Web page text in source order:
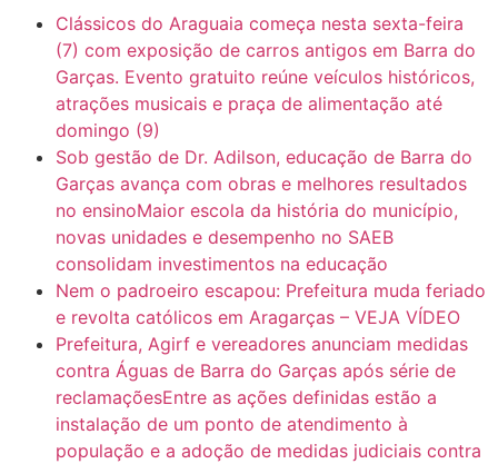
Mini Ginásio de Aragarças- Só a bo$ta 6:31
ARAGARÇAS: Uma das obras que não tem prioridade 7:10
Clássicos do Araguaia começa nesta sexta-feira
(7) com exposição de carros antigos em Barra do
Garças. Evento gratuito reúne veículos históricos,
atrações musicais e praça de alimentação até
domingo (9)
Sob gestão de Dr. Adilson, educação de Barra do
Garças avança com obras e melhores resultados
no ensinoMaior escola da história do município,
novas unidades e desempenho no SAEB
consolidam investimentos na educação
Nem o padroeiro escapou: Prefeitura muda feriado
e revolta católicos em Aragarças – VEJA VÍDEO
Prefeitura, Agirf e vereadores anunciam medidas
contra Águas de Barra do Garças após série de
reclamaçõesEntre as ações definidas estão a
instalação de um ponto de atendimento à
população e a adoção de medidas judiciais contra